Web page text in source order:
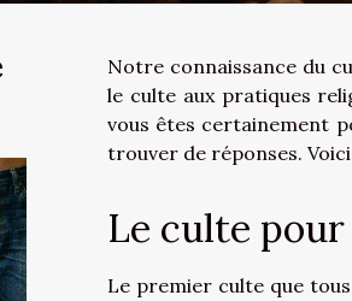
Notre connaissance du
le culte aux pratiques
vous êtes certainement
trouver de réponses.
Le culte
Le premier culte que